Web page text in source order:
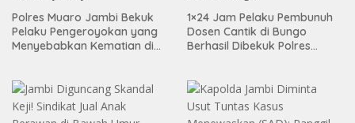
Polres Muaro Jambi Bekuk
Pelaku Pengeroyokan yang
Menyebabkan Kematian di
1×24 Jam Pelaku Pembunuh
Dosen Cantik di Bungo
Berhasil Dibekuk Polres